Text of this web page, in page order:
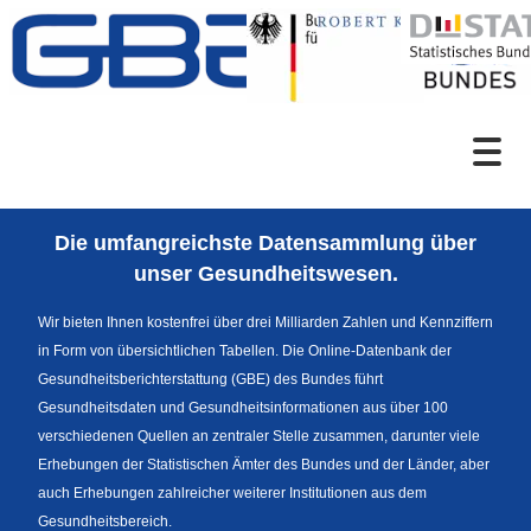
Zum Inhalt
Sprachumschaltung
News
Die umfangreichste Datensammlung über
unser Gesundheitswesen.
Wir bieten Ihnen kostenfrei über drei Milliarden Zahlen und Kennziffern
in Form von übersichtlichen Tabellen. Die Online-Datenbank der
Gesundheitsberichterstattung (GBE) des Bundes führt
Gesundheitsdaten und Gesundheitsinformationen aus über 100
verschiedenen Quellen an zentraler Stelle zusammen, darunter viele
Erhebungen der Statistischen Ämter des Bundes und der Länder, aber
auch Erhebungen zahlreicher weiterer Institutionen aus dem
Gesundheitsbereich.